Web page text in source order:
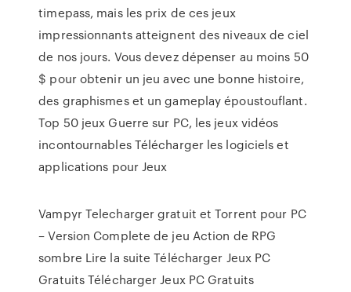
timepass, mais les prix de ces jeux
impressionnants atteignent des niveaux de ciel
de nos jours. Vous devez dépenser au moins 50
$ pour obtenir un jeu avec une bonne histoire,
des graphismes et un gameplay époustouflant.
Top 50 jeux Guerre sur PC, les jeux vidéos
incontournables Télécharger les logiciels et
applications pour Jeux
Vampyr Telecharger gratuit et Torrent pour PC
– Version Complete de jeu Action de RPG
sombre Lire la suite Télécharger Jeux PC
Gratuits Télécharger Jeux PC Gratuits